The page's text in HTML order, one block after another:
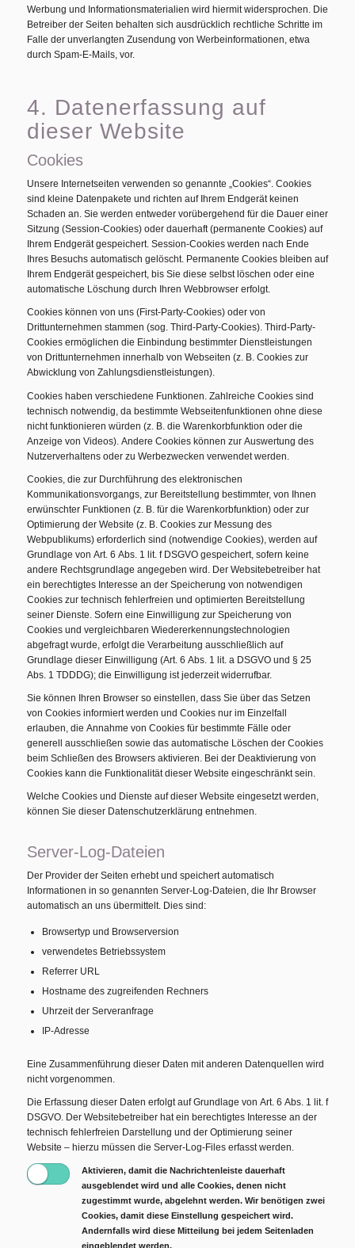
Werbung und Informationsmaterialien wird hiermit widersprochen. Die
Betreiber der Seiten behalten sich ausdrücklich rechtliche Schritte im
Falle der unverlangten Zusendung von Werbeinformationen, etwa
durch Spam-E-Mails, vor.
4. Datenerfassung auf
dieser Website
Cookies
Unsere Internetseiten verwenden so genannte „Cookies“. Cookies
sind kleine Datenpakete und richten auf Ihrem Endgerät keinen
Schaden an. Sie werden entweder vorübergehend für die Dauer einer
Sitzung (Session-Cookies) oder dauerhaft (permanente Cookies) auf
Ihrem Endgerät gespeichert. Session-Cookies werden nach Ende
Ihres Besuchs automatisch gelöscht. Permanente Cookies bleiben auf
Ihrem Endgerät gespeichert, bis Sie diese selbst löschen oder eine
automatische Löschung durch Ihren Webbrowser erfolgt.
Cookies können von uns (First-Party-Cookies) oder von
Drittunternehmen stammen (sog. Third-Party-Cookies). Third-Party-
Cookies ermöglichen die Einbindung bestimmter Dienstleistungen
von Drittunternehmen innerhalb von Webseiten (z. B. Cookies zur
Abwicklung von Zahlungsdienstleistungen).
Cookies haben verschiedene Funktionen. Zahlreiche Cookies sind
technisch notwendig, da bestimmte Webseitenfunktionen ohne diese
nicht funktionieren würden (z. B. die Warenkorbfunktion oder die
Anzeige von Videos). Andere Cookies können zur Auswertung des
Nutzerverhaltens oder zu Werbezwecken verwendet werden.
Cookies, die zur Durchführung des elektronischen
Kommunikationsvorgangs, zur Bereitstellung bestimmter, von Ihnen
erwünschter Funktionen (z. B. für die Warenkorbfunktion) oder zur
Optimierung der Website (z. B. Cookies zur Messung des
Webpublikums) erforderlich sind (notwendige Cookies), werden auf
Grundlage von Art. 6 Abs. 1 lit. f DSGVO gespeichert, sofern keine
andere Rechtsgrundlage angegeben wird. Der Websitebetreiber hat
ein berechtigtes Interesse an der Speicherung von notwendigen
Cookies zur technisch fehlerfreien und optimierten Bereitstellung
seiner Dienste. Sofern eine Einwilligung zur Speicherung von
Cookies und vergleichbaren Wiedererkennungstechnologien
abgefragt wurde, erfolgt die Verarbeitung ausschließlich auf
Grundlage dieser Einwilligung (Art. 6 Abs. 1 lit. a DSGVO und § 25
Abs. 1 TDDDG); die Einwilligung ist jederzeit widerrufbar.
Sie können Ihren Browser so einstellen, dass Sie über das Setzen
von Cookies informiert werden und Cookies nur im Einzelfall
erlauben, die Annahme von Cookies für bestimmte Fälle oder
generell ausschließen sowie das automatische Löschen der Cookies
beim Schließen des Browsers aktivieren. Bei der Deaktivierung von
Cookies kann die Funktionalität dieser Website eingeschränkt sein.
Welche Cookies und Dienste auf dieser Website eingesetzt werden,
können Sie dieser Datenschutzerklärung entnehmen.
Server-Log-Dateien
Der Provider der Seiten erhebt und speichert automatisch
Informationen in so genannten Server-Log-Dateien, die Ihr Browser
automatisch an uns übermittelt. Dies sind:
Browsertyp und Browserversion
verwendetes Betriebssystem
Referrer URL
Hostname des zugreifenden Rechners
Uhrzeit der Serveranfrage
IP-Adresse
Eine Zusammenführung dieser Daten mit anderen Datenquellen wird
nicht vorgenommen.
Die Erfassung dieser Daten erfolgt auf Grundlage von Art. 6 Abs. 1 lit. f
DSGVO. Der Websitebetreiber hat ein berechtigtes Interesse an der
technisch fehlerfreien Darstellung und der Optimierung seiner
Website – hierzu müssen die Server-Log-Files erfasst werden.
Aktivieren, damit die Nachrichtenleiste dauerhaft
ausgeblendet wird und alle Cookies, denen nicht
zugestimmt wurde, abgelehnt werden. Wir benötigen zwei
Cookies, damit diese Einstellung gespeichert wird.
Andernfalls wird diese Mitteilung bei jedem Seitenladen
eingeblendet werden.